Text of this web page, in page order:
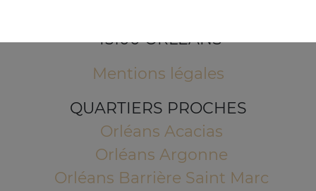
45100 ORLEANS
Mentions légales
QUARTIERS PROCHES
Orléans Acacias
Orléans Argonne
Orléans Barrière Saint Marc